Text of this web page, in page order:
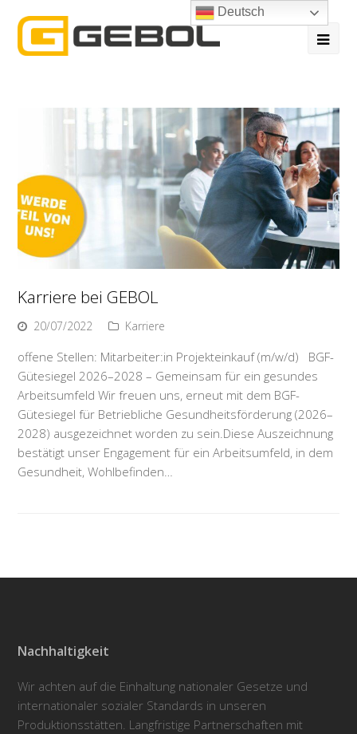
Karriere bei GEBOL
20/07/2022 Karriere
offene Stellen: Mitarbeiter:in Projekteinkauf (m/w/d) BGF-
Gütesiegel 2026–2028 – Gemeinsam für ein gesundes
Arbeitsumfeld Wir freuen uns, erneut mit dem BGF-
Gütesiegel für Betriebliche Gesundheitsförderung (2026–
2028) ausgezeichnet worden zu sein.Diese Auszeichnung
bestätigt unser Engagement für ein Arbeitsumfeld, in dem
Gesundheit, Wohlbefinden…
Nachhaltigkeit
Wir achten auf die Einhaltung nationaler Gesetze und
internationaler sozialer Standards in unseren
Produktionsstätten. Langfristige Partnerschaften mit
Deutsch